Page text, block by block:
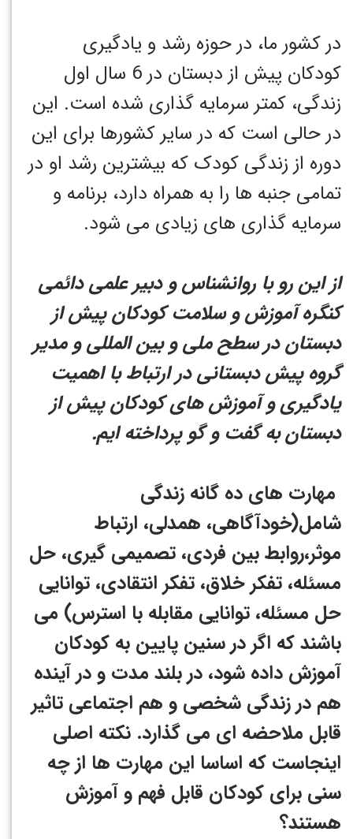
در کشور ما، در حوزه رشد و یادگیری
کودکان پیش از دبستان در 6 سال اول
زندگی، کمتر سرمایه گذاری شده است. این
در حالی است که در سایر کشورها برای این
دوره از زندگی کودک که بیشترین رشد او در
تمامی جنبه ها را به همراه دارد، برنامه و
سرمایه گذاری های زیادی می شود.
از این رو با روانشناس و دبیر علمی دائمی
کنگره آموزش و سلامت کودکان پیش از
دبستان در سطح ملی و بین المللی و مدیر
گروه پیش دبستانی در ارتباط با اهمیت
یادگیری و آموزش های کودکان پیش از
دبستان به گفت و گو پرداخته ایم.
مهارت های ده گانه زندگی
شامل(خودآگاهی، همدلی، ارتباط
موثر،روابط بین فردی، تصمیمی گیری، حل
مسئله، تفکر خلاق، تفکر انتقادی، توانایی
حل مسئله، توانایی مقابله با استرس) می
باشند که اگر در سنین پایین به کودکان
آموزش داده شود، در بلند مدت و در آینده
هم در زندگی شخصی و هم اجتماعی تاثیر
قابل ملاحضه ای می گذارد. نکته اصلی
اینجاست که اساسا این مهارت ها از چه
سنی برای کودکان قابل فهم و آموزش
هستند؟